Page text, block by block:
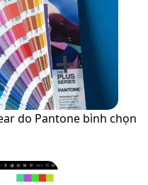
do Pantone bình chọn